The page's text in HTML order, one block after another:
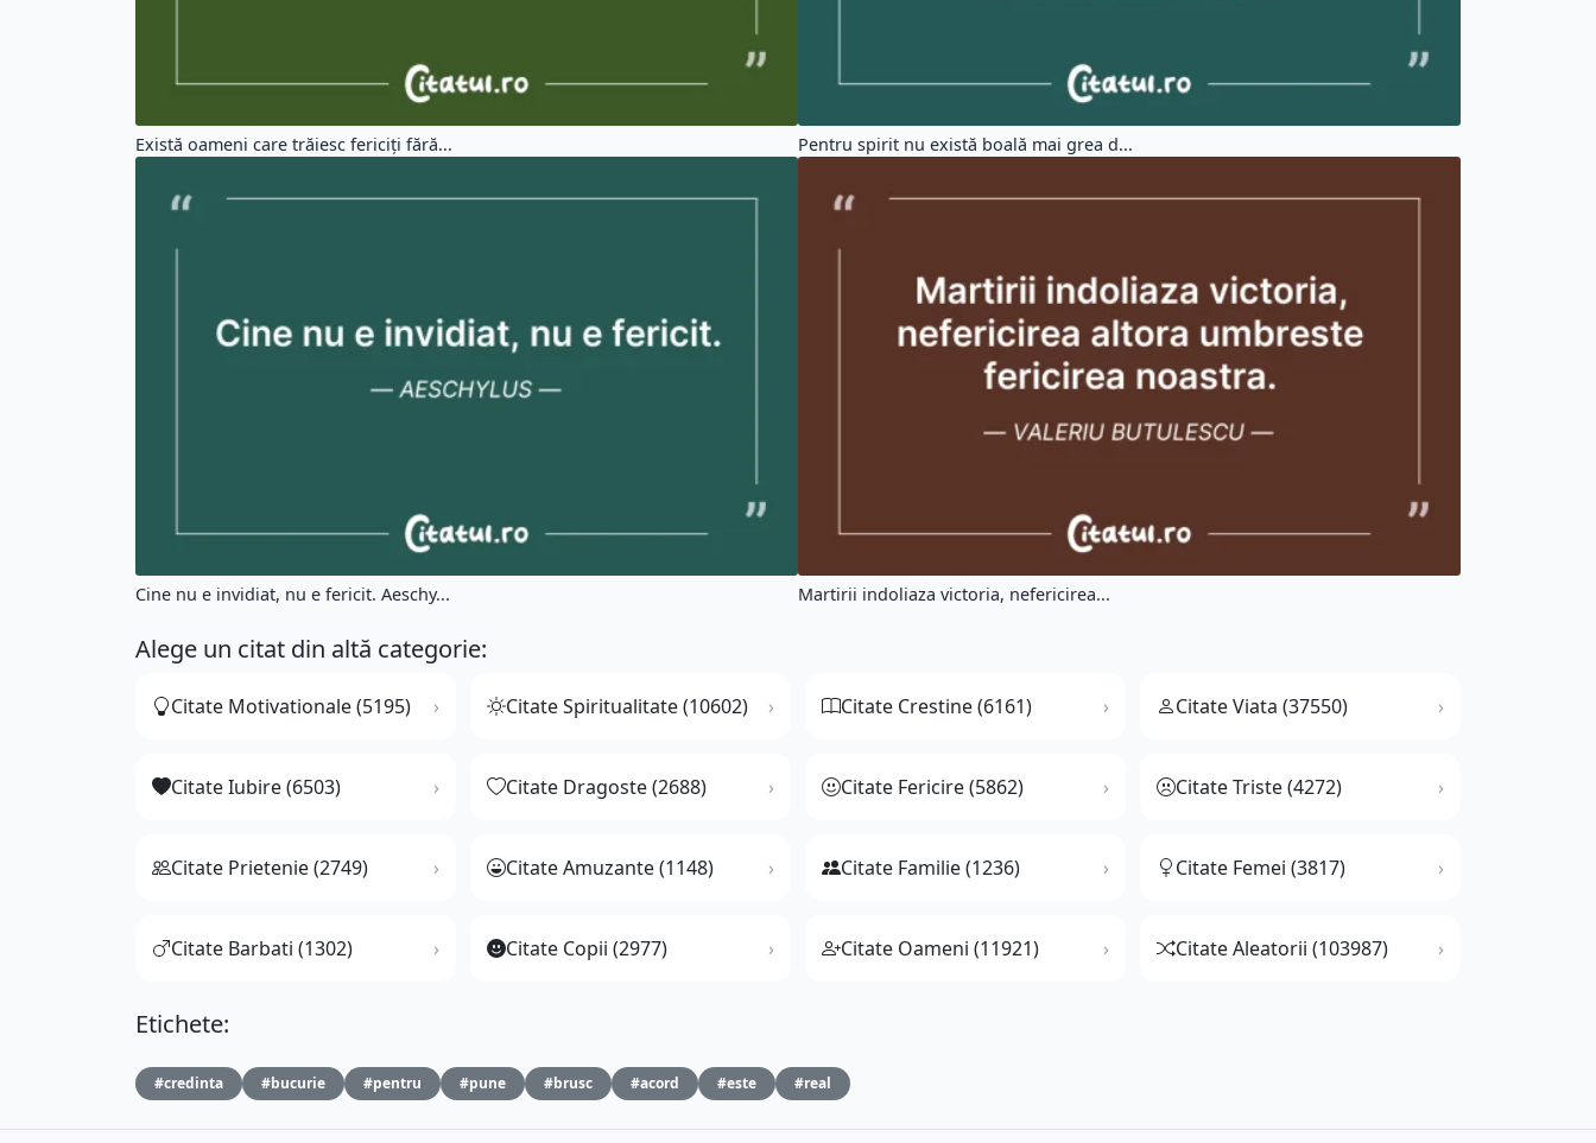
Există oameni care trăiesc fericiți fără... Pentru spirit nu există boală mai grea d...
Cine nu e invidiat, nu e fericit. Aeschy... Martirii indoliaza victoria, nefericirea...
Alege un citat din altă categorie:
Citate Motivationale (5195) Citate Spiritualitate (10602) Citate Crestine (6161) Citate Viata (37550)
Citate Iubire (6503) Citate Dragoste (2688) Citate Fericire (5862) Citate Triste (4272)
Citate Prietenie (2749) Citate Amuzante (1148) Citate Familie (1236) Citate Femei (3817)
Citate Barbati (1302) Citate Copii (2977) Citate Oameni (11921) Citate Aleatorii (103987)
Etichete:
#credinta #bucurie #pentru #pune #brusc #acord #este #real